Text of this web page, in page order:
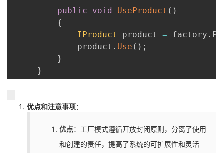
public void UseProduct ( )
{
IProduct
product = factory .
             product
. Use ( ) ;
}
}
优点和注意事项：
优点：工厂模式遵循开放封闭原则，分离了使用
和创建的责任，提高了系统的可扩展性和灵活